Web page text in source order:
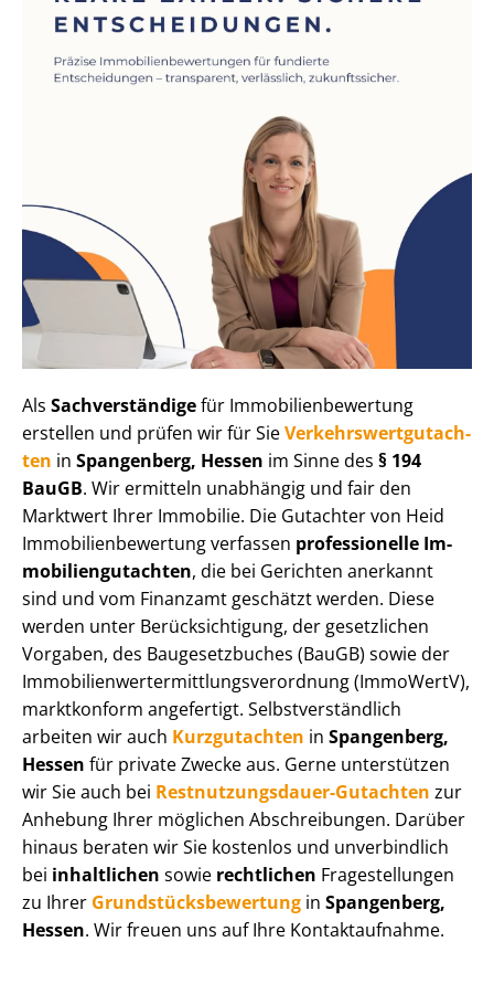
Als Sachverständigefür Im­mo­bi­li­en­be­wer­tung
erstellen und prüfen wir für SieVer­kehrs­wert­gut­ach­
ten in Spangenberg, Hessen im Sinne des § 194
BauGB. Wir ermitteln unabhängig und fair den
Marktwert Ihrer Immobilie. Die Gutachter von Heid
Im­mo­bi­li­en­be­wer­tung verfassen professionelle Im­
mo­bi­li­en­gut­ach­ten, die bei Gerichten anerkannt
sind und vom Finanzamt geschätzt werden. Diese
werden unter Be­rück­sich­ti­gung, der gesetzlichen
Vorgaben, des Baugesetzbuches (BauGB) sowie der
Im­mo­bi­li­en­wert­ermitt­lungs­ver­ord­nung (ImmoWertV),
marktkonform angefertigt. Selbst­ver­ständ­lich
arbeiten wir auch Kurzgutachten in Spangenberg,
Hessen für private Zwecke aus. Gerne unterstützen
wir Sie auch bei Rest­nut­zungs­dau­er-Gutachten zur
Anhebung Ihrer möglichen Abschreibungen. Darüber
hinaus beraten wir Sie kostenlos und unverbindlich
bei inhaltlichen sowie rechtlichen Fragestellungen
zu Ihrer Grund­stücks­be­wer­tung in Spangenberg,
Hessen. Wir freuen uns auf Ihre Kontaktaufnahme.